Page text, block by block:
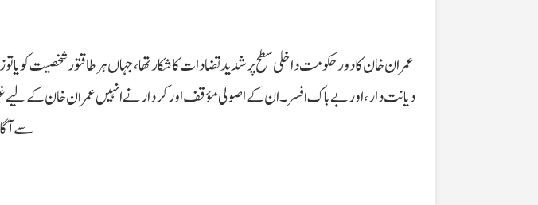
عمران خان کا دور حکومت داخلی سطح پر شدید تضادات کا شکار تھا، جہاں ہر طاقتور شخصیت کو یا
دیانت دار، اور بے باک افسر۔ ان کے اصولی مؤقف اور کردار نے انہیں عمران خان کے لیے
سے